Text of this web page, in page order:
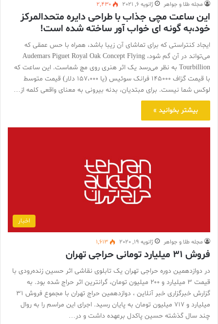
مجله طلا و جواهر ژانویه 6, 2021 2,430
این ساعت مچی جذاب با طراحی دایره متحدالمرکز
خود،به گونه ای خواب آور ساخته شده است!
ایجاد کنتراستی که برای تماشای آن زیبا باشد، همراه با حس عمقی که
می‌تواند در آن گم شود، Audemars Piguet Royal Oak Concept Flying
Tourbillion به نظر می‌رسد یک اثر هنری روی مچ شماست. این ساعت که
با قیمت گزاف 145000 فرانک سوئیس (یا 157،000 دلار) قیمت متوسط ​​
لوکس شما نیست. برای مبتدیان، بدنه بیرونی به معنای واقعی کلمه از…
بیشتر بخوانید »
اخبار
مجله طلا و جواهر ژانویه 19, 2020 1,613
فروش ۳۱ میلیارد تومانی حراجی تهران
در دوازدهمین دوره حراجی تهران یک تابلوی نقاشی اثر حسین زنده‌رودی با
قیمت ۳ میلیارد و ۲۰۰ میلیون تومان، گرانترین اثر حراج شده بود. به
گزارش خبرگزاری خبر آنلاین ، دوازدهمین حراج تهران با مجموع فروش ۳۱
میلیارد و ۷۱۷ میلیون تومان به پایان رسید. اجرای این مراسم را به روال
چند سال گذشته حسین پاکدل برعهده داشت و در…